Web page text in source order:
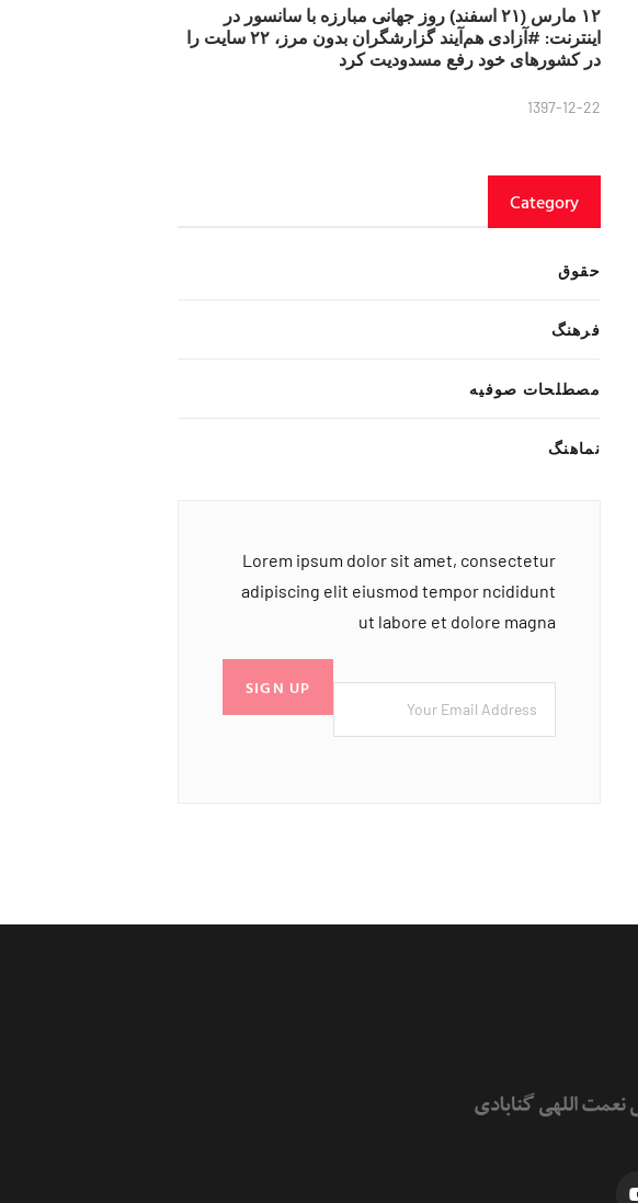
۱۲ مارس (۲۱ اسفند) روز جهانی مبارزه با سانسور در
اینترنت: #آزادی هم‌آیند گزارشگران‌ بدون مرز، ۲۲ سایت را
در کشورهای خود رفع مسدودیت کرد
1397-12-22
Category
حقوق
فرهنگ
مصطلحات صوفیه
نماهنگ
Lorem ipsum dolor sit amet, consectetur
adipiscing elit eiusmod tempor ncididunt
ut labore et dolore magna
SIGN UP